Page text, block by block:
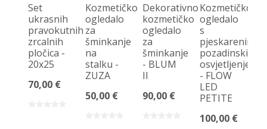
Set
ukrasnih
pravokutnih
zrcalnih
pločica -
20x25
70,00 €
Kozmetičko
ogledalo
za
šminkanje
na
stalku -
ZUZA
50,00 €
Dekorativno
kozmetičko
ogledalo
za
šminkanje
- BLUM
II
90,00 €
Kozmetičko
ogledalo
s
pjeskarenim
pozadinskim
osvjetljenjem
- FLOW
LED
PETITE
100,00 €